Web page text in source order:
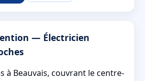
— Électricien
à Beauvais, couvrant le centre-